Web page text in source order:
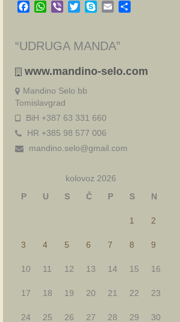
Facebook
WhatsApp
Viber TwitterSkypeEmail
“UDRUGA MANDA”
www.mandino-selo.com
Mandino Selo bb
Tomislavgrad
BiH +387 63 331 660
HR +385 98 577 006
mandino.selo@gmail.com
kolovoz 2026
P
U S Č P S N
1 2
3 4 5 6 7 8 9
10 11 12 13 14 15 16
17 18 19 20 21 22 23
24 25 26 27 28 29 30